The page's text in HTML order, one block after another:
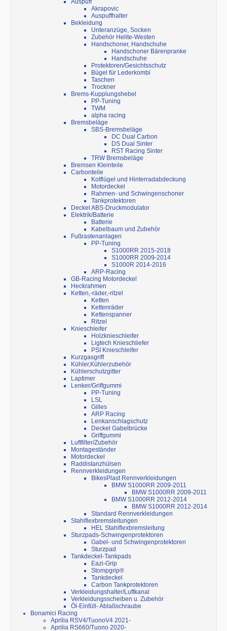
Auspuff
Akrapovic
Auspuffhalter
Bekleidung
Unteranzüge, Socken
Zubehör Helite-Westen
Handschoner, Handschuhe
Handschoner Bärenpranke
Handschuhe
Protektoren/Gesichtsschutz
Bügel für Lederkombi
Taschen
Trockner
Brems-Kupplungshebel
PP-Tuning
TWM
alpha racing
Bremsbeläge
SBS-Bremsbeläge
DC Dual Carbon
DS Dual Sinter
RST Racing Sinter
TRW Bremsbeläge
Bremsen Kleinteile
Carbonteile
Kotflügel und Hinterradabdeckung
Motordeckel
Rahmen- und Schwingenschoner
Tankprotektoren
Deckel ABS-Druckmodulator
Elektrik/Batterie
Batterie
Kabelbaum und Zubehör
Fußrastenanlagen
PP-Tuning
S1000RR 2015-2018
S1000RR 2009-2014
S1000R 2014-2016
ARP-Racing
GB-Racing Motordeckel
Heckrahmen
Ketten,-räder,-ritzel
Ketten
Kettenräder
Kettenspanner
Ritzel
Knieschleifer
Holzknieschleifer
Ligtech Knieschliefer
PSI Knieschleifer
Kurzgasgriff
Kühler,Kühlerzubehör
Kühlerschutzgitter
Laptimer
Lenker/Griffgummi
PP-Tuning
LSL
Gilles
ARP Racing
Lenkanschlagschutz
Deckel Gabelbrücke
Griffgummi
Luftfilter/Zubehör
Montageständer
Motordeckel
Raddistanzhülsen
Rennverkleidungen
BikesPlast Rennverkleidungen
BMW S1000RR 2009-2011
BMW S1000RR 2009-2011
BMW S1000RR 2012-2014
BMW S1000RR 2012-2014
Standard Rennverkleidungen
Stahlflexbremsleitungen
HEL Stahlflexbremsleitung
Sturzpads-Schwingenprotektoren
Gabel- und Schwingenprotektoren
Sturzpad
Tankdeckel-Tankpads
Eazi-Grip
Stompgrip®
Tankdeckel
Carbon Tankprotektoren
Verkleidungshalter/Luftkanal
Verkleidungsscheiben u. Zubehör
Öl-Einfüll- Ablaßschraube
Bonamici Racing
Aprilia RSV4/TuonoV4 2021-
Aprilia RS660/Tuono 2020-